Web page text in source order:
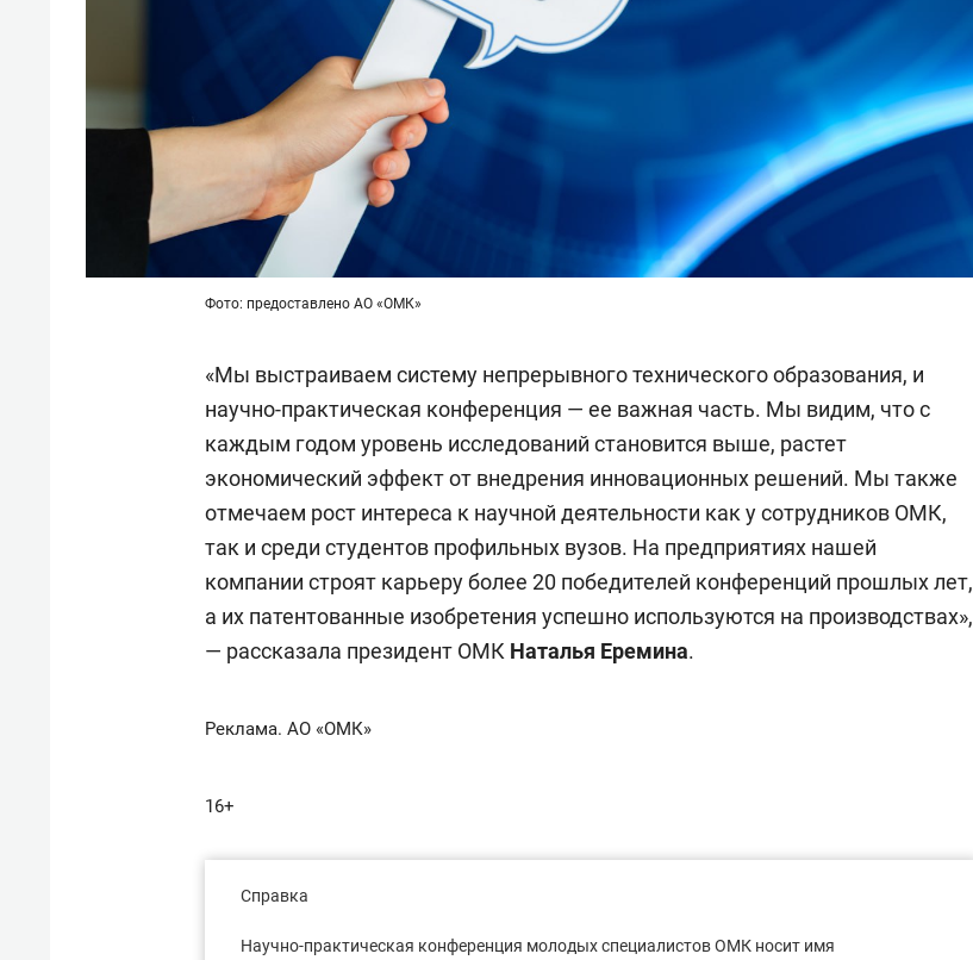
Фото: предоставлено АО «ОМК»
«Мы выстраиваем систему непрерывного технического образования, и
научно-практическая конференция — ее важная часть. Мы видим, что с
каждым годом уровень исследований становится выше, растет
экономический эффект от внедрения инновационных решений. Мы также
отмечаем рост интереса к научной деятельности как у сотрудников ОМК,
так и среди студентов профильных вузов. На предприятиях нашей
компании строят карьеру более 20 победителей конференций прошлых лет,
а их патентованные изобретения успешно используются на производствах»,
— рассказала президент ОМК Наталья Еремина.
Реклама. АО «ОМК»
16+
Справка
Научно-практическая конференция молодых специалистов ОМК носит имя